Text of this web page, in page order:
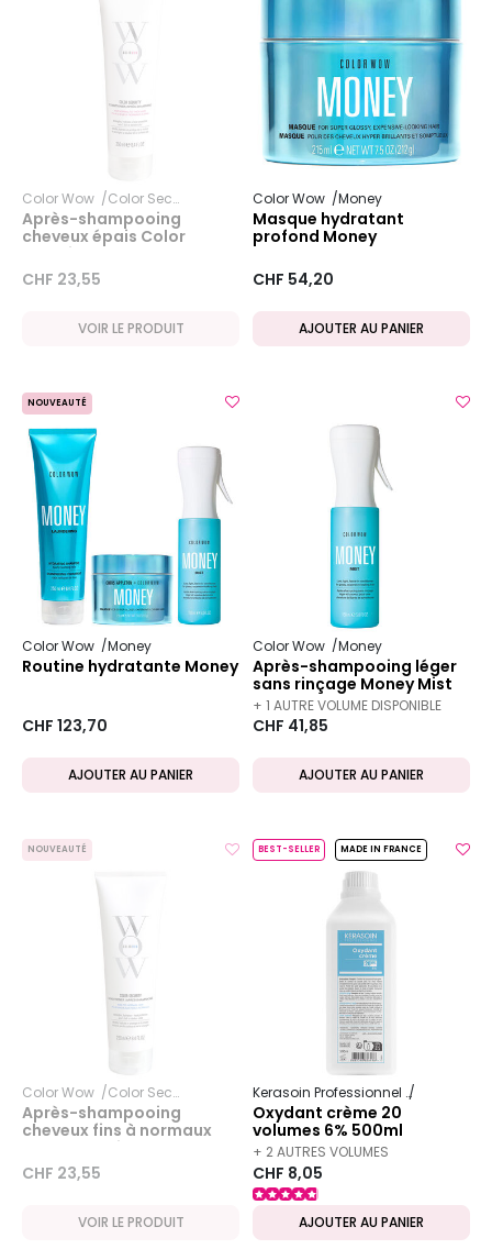
Color Wow Color Security
Après-shampooing
cheveux épais Color
Security
CHF 23,55
VOIR LE PRODUIT
Color Wow Money
Masque hydratant
profond Money
CHF 54,20
AJOUTER AU PANIER
NOUVEAUTÉ
Color Wow Money
Routine hydratante Money
CHF 123,70
AJOUTER AU PANIER
Color Wow Money
Après-shampooing léger
sans rinçage Money Mist
150ml
+ 1 AUTRE VOLUME DISPONIBLE
CHF 41,85
AJOUTER AU PANIER
NOUVEAUTÉ
Color Wow Color Security
Après-shampooing
cheveux fins à normaux
Color Security
CHF 23,55
VOIR LE PRODUIT
BEST-SELLER MADE IN FRANCE
Kerasoin Professionnel
Oxydant crème 20
volumes 6% 500ml
+ 2 AUTRES VOLUMES
DISPONIBLES
CHF 8,05
AJOUTER AU PANIER